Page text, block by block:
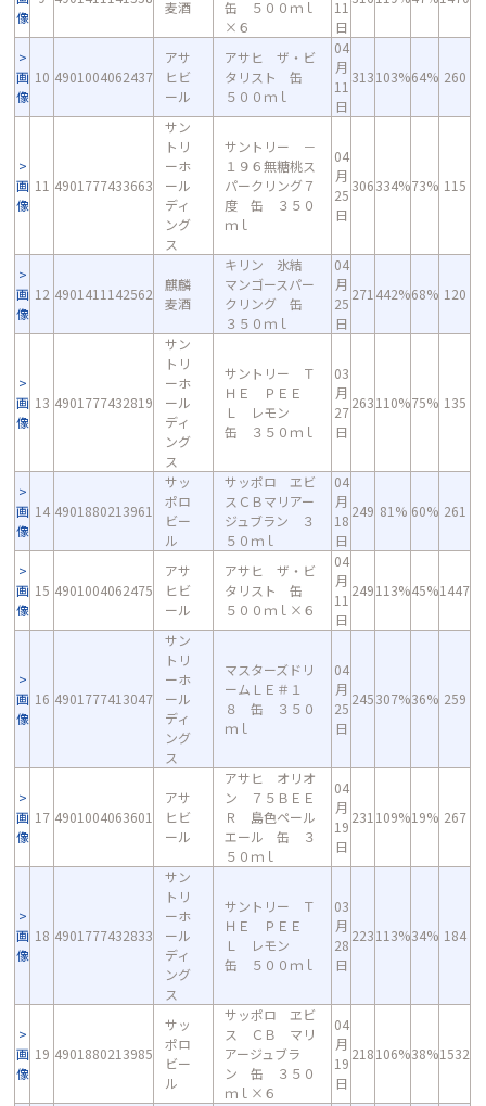
像
麦酒
缶 ５００ｍｌ
×６
11
日
画
像
10 4901004062437
アサ
ヒビ
ール
アサヒ ザ・ビ
タリスト 缶
５００ｍｌ
04
月
11
日
313103%64% 260
画
像
11 4901777433663
サン
トリ
ーホ
ール
ディ
ング
ス
サントリー －
１９６無糖桃ス
パークリング７
度 缶 ３５０
ｍｌ
04
月
25
日
306334%73% 115
画
像
12 4901411142562
麒麟
麦酒
キリン 氷結
マンゴースパー
クリング 缶
３５０ｍｌ
04
月
25
日
271 442%68% 120
画
像
13 4901777432819
サン
トリ
ーホ
ール
ディ
ング
ス
サントリー Ｔ
ＨＥ ＰＥＥ
Ｌ レモン
缶 ３５０ｍｌ
03
月
27
日
263110%75% 135
画
像
14 4901880213961
サッ
ポロ
ビー
ル
サッポロ ヱビ
スＣＢマリアー
ジュブラン ３
５０ｍｌ
04
月
18
日
249 81% 60% 261
画
像
15 4901004062475
アサ
ヒビ
ール
アサヒ ザ・ビ
タリスト 缶
５００ｍｌ×６
04
月
11
日
249113%45%1447
画
像
16 4901777413047
サン
トリ
ーホ
ール
ディ
ング
ス
マスターズドリ
ームＬＥ＃１
８ 缶 ３５０
ｍｌ
04
月
25
日
245307%36% 259
画
像
17 4901004063601
アサ
ヒビ
ール
アサヒ オリオ
ン ７５ＢＥＥ
Ｒ 島色ペール
エール 缶 ３
５０ｍｌ
04
月
19
日
231 109%19% 267
画
像
18 4901777432833
サン
トリ
ーホ
ール
ディ
ング
ス
サントリー Ｔ
ＨＥ ＰＥＥ
Ｌ レモン
缶 ５００ｍｌ
03
月
28
日
223113%34% 184
画
像
19 4901880213985
サッ
ポロ
ビー
ル
サッポロ ヱビ
ス ＣＢ マリ
アージュブラ
ン 缶 ３５０
ｍｌ×６
04
月
19
日
218106%38%1532